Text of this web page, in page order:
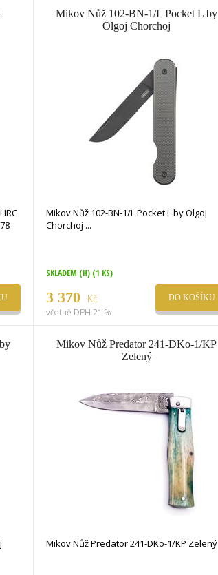
Mikov Nůž 102-BN-1/L Pocket L by
Olgoj Chorchoj
Mikov Nůž 102-BN-1/L Pocket L by Olgoj
Chorchoj
SKLADEM (H) (1 KS)
3 370 Kč
včetně DPH 21 %
DO KOŠÍKU
Mikov Nůž Predator 241-DKo-1/KP
Zelený
Mikov Nůž Predator 241-DKo-1/KP Zelený